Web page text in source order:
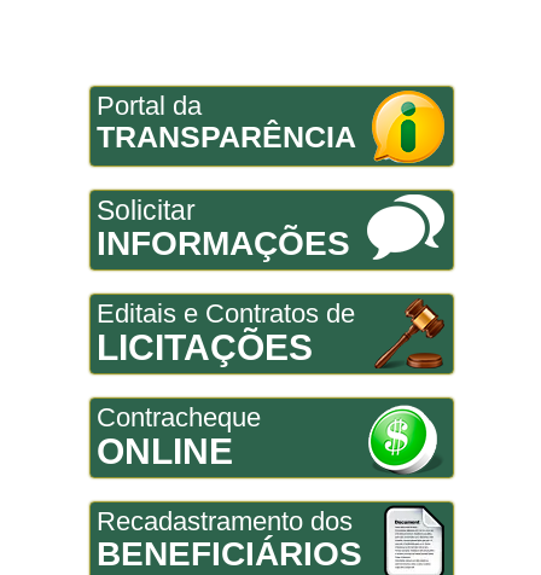
Portal da
TRANSPARÊNCIA
Solicitar
INFORMAÇÕES
Editais e Contratos de
LICITAÇÕES
Contracheque
ONLINE
Recadastramento dos
BENEFICIÁRIOS